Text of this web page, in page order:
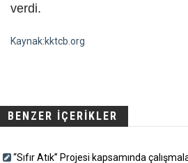
verdi.
Kaynak:kktcb.org
BENZER İÇERİKLER
“Sıfır Atık” Projesi kapsamında